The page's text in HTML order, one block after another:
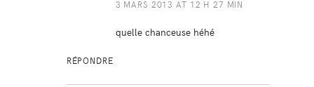
3 MARS 2013 AT 12 H 27 MIN
quelle chanceuse héhé
RÉPONDRE